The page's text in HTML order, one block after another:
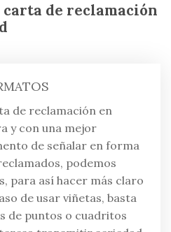
de reclamación
de reclamación en
y con una mejor
de señalar en forma
podemos
para así hacer más claro
de usar viñetas, basta
de puntos o cuadritos